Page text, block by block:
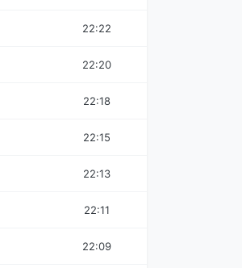
22:22
22:20
22:18
22:15
22:13
22:11
22:09